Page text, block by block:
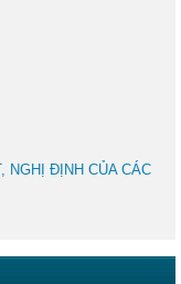
NGHỊ ĐỊNH CỦA CÁC